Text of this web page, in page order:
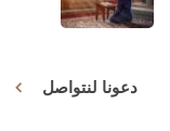
دعونا لنتواصل